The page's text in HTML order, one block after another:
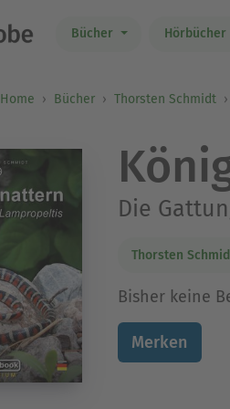
Bücher Hörbücher
Home Bücher Thorsten Schmidt
Die
Thorsten
Bisher keine
Merken